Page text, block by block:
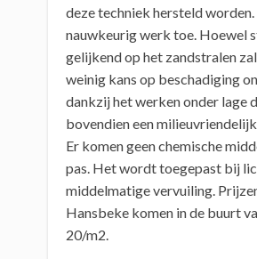
deze techniek hersteld
nauwkeurig werk toe. Hoewel
gelijkend op het zandstralen
weinig kans op beschadiging
dankzij het werken onder lage
bovendien een
Er komen geen chemische
pas. Het wordt toegepast bij
middelmatige vervuiling.
Hansbeke komen in de buurt
20/m2.